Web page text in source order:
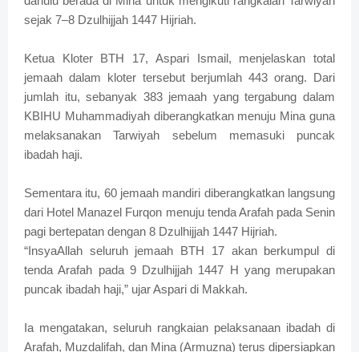
sejak 7–8 Dzulhijjah 1447 Hijriah.
Ketua Kloter BTH 17, Aspari Ismail, menjelaskan total
jemaah dalam kloter tersebut berjumlah 443 orang. Dari
jumlah itu, sebanyak 383 jemaah yang tergabung dalam
KBIHU Muhammadiyah diberangkatkan menuju Mina guna
melaksanakan Tarwiyah sebelum memasuki puncak
ibadah haji.
Sementara itu, 60 jemaah mandiri diberangkatkan langsung
dari Hotel Manazel Furqon menuju tenda Arafah pada Senin
pagi bertepatan dengan 8 Dzulhijjah 1447 Hijriah.
“InsyaAllah seluruh jemaah BTH 17 akan berkumpul di
tenda Arafah pada 9 Dzulhijjah 1447 H yang merupakan
puncak ibadah haji,” ujar Aspari di Makkah.
Ia mengatakan, seluruh rangkaian pelaksanaan ibadah di
Arafah, Muzdalifah, dan Mina (Armuzna) terus dipersiapkan